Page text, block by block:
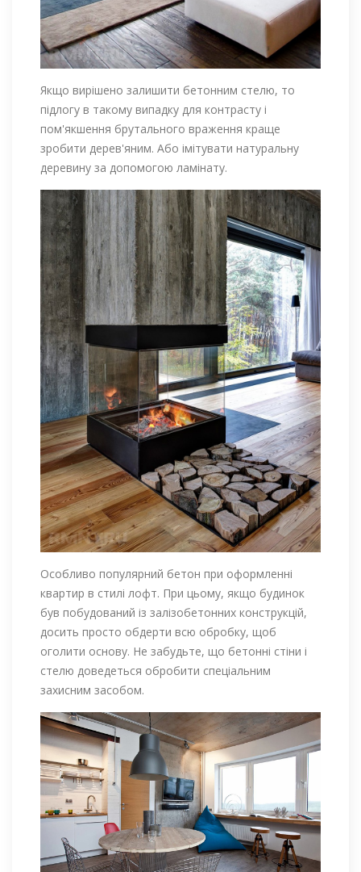
Якщо вирішено залишити бетонним стелю, то
підлогу в такому випадку для контрасту і
пом'якшення брутального враження краще
зробити дерев'яним. Або імітувати натуральну
деревину за допомогою ламінату.
Особливо популярний бетон при оформленні
квартир в стилі лофт. При цьому, якщо будинок
був побудований із залізобетонних конструкцій,
досить просто обдерти всю обробку, щоб
оголити основу. Не забудьте, що бетонні стіни і
стелю доведеться обробити спеціальним
захисним засобом.